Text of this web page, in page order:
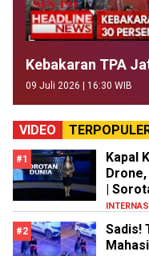
Kebakaran TPA
09 Juli 2026 | 16:30 WIB
VIDEO
#1
Kapal
|
#2
Sadis!